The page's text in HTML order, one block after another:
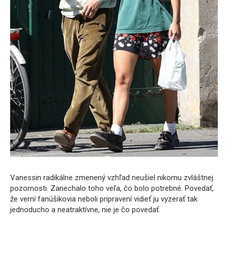
Vanessin radikálne zmenený vzhľad neušiel nikomu zvláštnej
pozornosti. Zanechalo toho veľa, čo bolo potrebné. Povedať,
že verní fanúšikovia neboli pripravení vidieť ju vyzerať tak
jednoducho a neatraktívne, nie je čo povedať.